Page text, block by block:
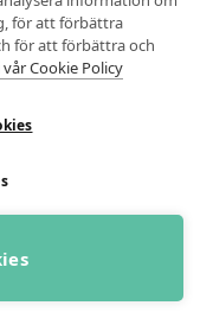
för att förbättra
för att förbättra och
vår Cookie Policy